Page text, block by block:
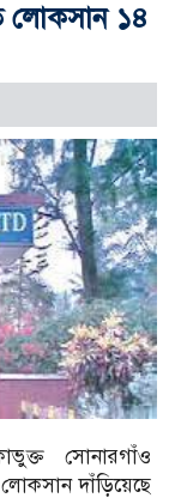
লোকসান ১৪
সোনারগাঁও
দাঁড়িয়েছে